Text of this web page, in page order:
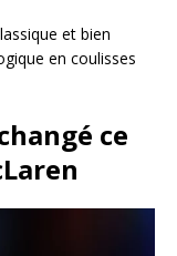
et bien
en coulisses
ce